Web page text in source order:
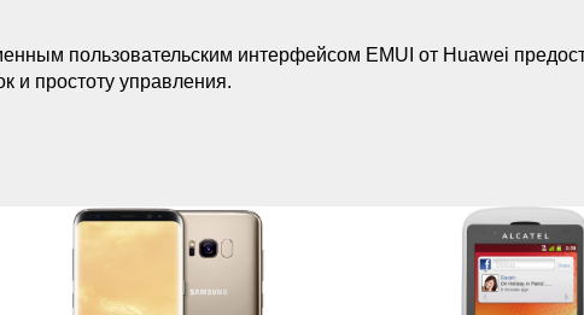
пользовательским интерфейсом EMUI от Huawei
и простоту управления.